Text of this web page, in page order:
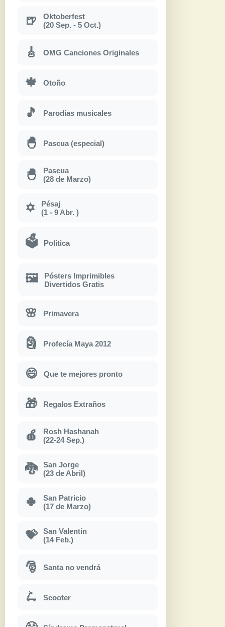
🍺
Oktoberfest
(20 Sep. - 5 Oct.)
🎸 OMG Canciones Originales
🍁 Otoño
🎵 Parodias musicales
🐣 Pascua (especial)
🐣
Pascua
(28 de Marzo)
✡
Pésaj
(1 - 9 Abr. )
🗳 Política
🖼
Pósters Imprimibles
Divertidos Gratis
🌸 Primavera
🗿 Profecía Maya 2012
😄 Que te mejores pronto
🎁 Regalos Extraños
🍎
Rosh Hashanah
(22-24 Sep.)
🐉
San Jorge
(23 de Abril)
🍀
San Patricio
(17 de Marzo)
💝
San Valentín
(14 Feb.)
🎅 Santa no vendrá
🛴 Scooter